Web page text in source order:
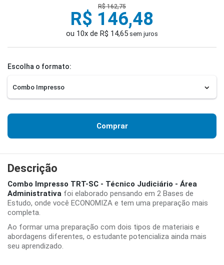
R$ 162,75
R$ 146,48
ou 10x de R$ 14,65 sem juros
Escolha o formato:
Comprar
Descrição
Combo Impresso TRT-SC - Técnico Judiciário - Área
Administrativa foi elaborado pensando em 2 Bases de
Estudo, onde você ECONOMIZA e tem uma preparação mais
completa.
Ao formar uma preparação com dois tipos de materiais e
abordagens diferentes, o estudante potencializa ainda mais
seu aprendizado.